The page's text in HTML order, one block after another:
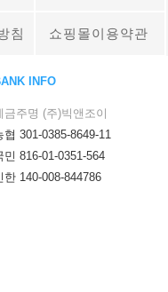
침 쇼핑몰이용약관
INFO
금주명 (주)빅앤조이
협 301-0385-8649-11
민 816-01-0351-564
한 140-008-844786